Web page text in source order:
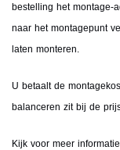
bestelling het montage-
naar het montagepunt
laten monteren.
U betaalt de
balanceren zit bij de
Kijk voor meer